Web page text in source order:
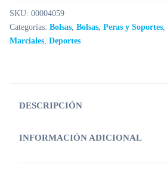
SKU: 00004059
Categorías: Bolsas, Bolsas, Peras y Soportes,
Marciales, Deportes
DESCRIPCIÓN
INFORMACIÓN ADICIONAL